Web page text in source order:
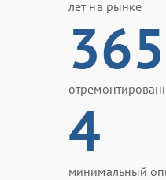
лет на рынке
4
минимальный